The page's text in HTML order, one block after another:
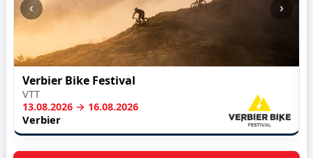
‹
Verbier Bike Festival
VTT
13.08.2026 → 16.08.2026
Verbier
›